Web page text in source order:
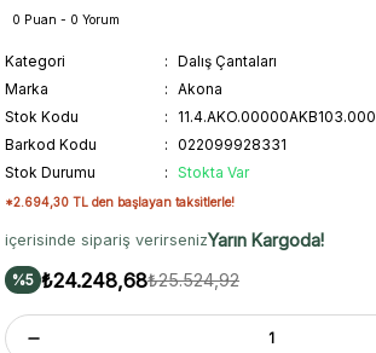
0 Puan - 0 Yorum
Kategori
Dalış Çantaları
Marka
Akona
Stok Kodu
11.4.AKO.00000AKB103.000
Barkod Kodu
022099928331
Stok Durumu
Stokta Var
*2.694,30 TL den başlayan taksitlerle!
içerisinde sipariş verirsenizYarın Kargoda!
%5 ₺24.248,68₺25.524,92